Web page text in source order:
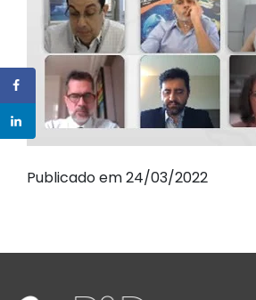
Publicado em 24/03/2022